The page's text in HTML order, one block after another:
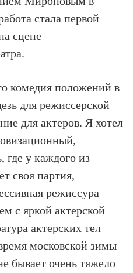
стала первой
сцене
комедия положений в
для режиссерской
для актеров. Я хотел
где у каждого из
своя партия,
режиссура
с яркой актерской
актерских тел
московской зимы
бывает очень тяжело